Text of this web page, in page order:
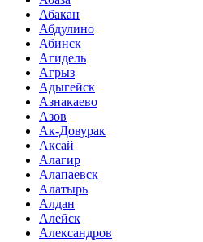
Абакан
Абдулино
Абинск
Агидель
Агрыз
Адыгейск
Азнакаево
Азов
Ак-Довурак
Аксай
Алагир
Алапаевск
Алатырь
Алдан
Алейск
Александров